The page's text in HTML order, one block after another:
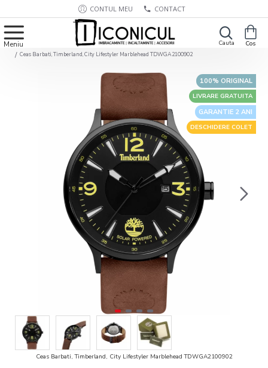
CONTUL MEU CONTACT
Ceas Barbati, Timberland, City Lifestyler Marblehead TDWGA2100902
GARANTIE 2 ANI
100% ORIGINAL
LIVRARE GRATUITA
DESCHIDERE COLET
Ceas Barbati, Timberland, City Lifestyler Marblehead TDWGA2100902